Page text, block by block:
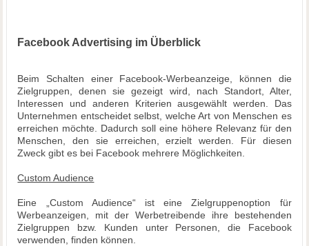
Facebook Advertising im Überblick
Beim Schalten einer Facebook-Werbeanzeige, können die
Zielgruppen, denen sie gezeigt wird, nach Standort, Alter,
Interessen und anderen Kriterien ausgewählt werden. Das
Unternehmen entscheidet selbst, welche Art von Menschen es
erreichen möchte. Dadurch soll eine höhere Relevanz für den
Menschen, den sie erreichen, erzielt werden. Für diesen
Zweck gibt es bei Facebook mehrere Möglichkeiten.
Custom Audience
Eine „Custom Audience“ ist eine Zielgruppenoption für
Werbeanzeigen, mit der Werbetreibende ihre bestehenden
Zielgruppen bzw. Kunden unter Personen, die Facebook
verwenden, finden können.